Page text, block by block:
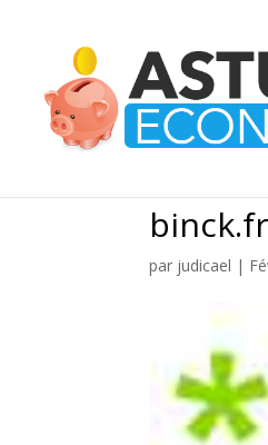
binck.fr
par judicael |